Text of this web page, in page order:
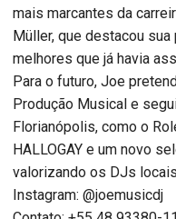
mais marcantes da
Müller, que destacou
melhores que já havia
Para o futuro, Joe
Produção Musical e
Florianópolis, como o
HALLOGAY e um novo
valorizando os DJs
Instagram: @joemusicdj